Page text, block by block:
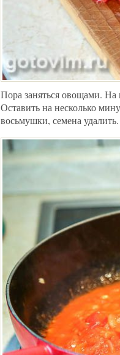
Пора заняться овощами. На
Оставить на несколько
восьмушки, семена удалить.